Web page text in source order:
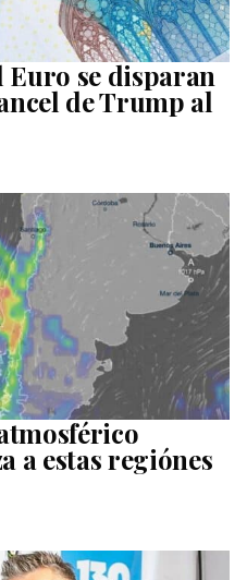
Euro se disparan
de Trump al
a estas regiónes